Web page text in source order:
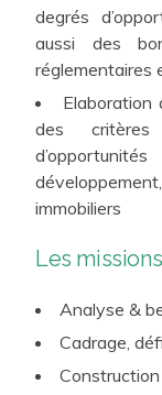
degrés
aussi des
réglementaires
Elaboration
des
immobiliers
Les
Analyse &
Cadrage,
Construction